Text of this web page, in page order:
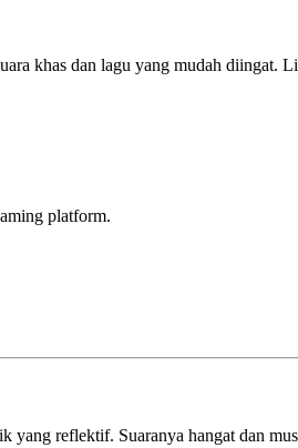
khas dan lagu yang mudah diingat.
platform.
reflektif. Suaranya hangat dan